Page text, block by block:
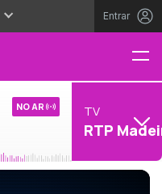
Entrar
NO AR TV
RTP